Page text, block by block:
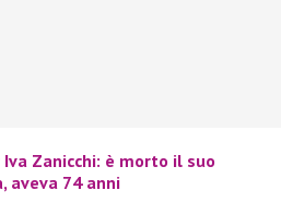
Zanicchi: è morto il suo
aveva 74 anni